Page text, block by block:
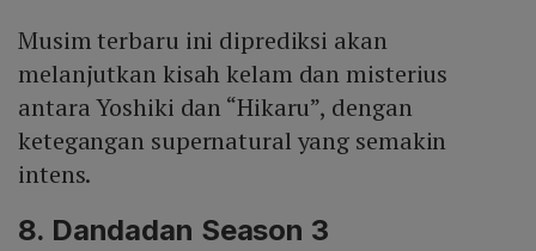
Musim terbaru ini diprediksi akan
melanjutkan kisah kelam dan misterius
antara Yoshiki dan “Hikaru”, dengan
ketegangan supernatural yang semakin
intens.
8. Dandadan Season 3